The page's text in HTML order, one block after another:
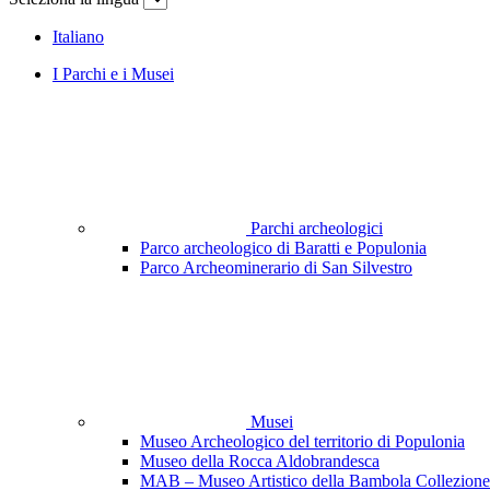
Italiano
I Parchi e i Musei
Parchi archeologici
Parco archeologico di Baratti e Populonia
Parco Archeominerario di San Silvestro
Musei
Museo Archeologico del territorio di Populonia
Museo della Rocca Aldobrandesca
MAB – Museo Artistico della Bambola